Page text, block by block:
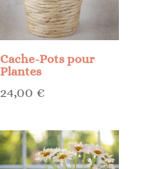
Cache-Pots pour
Plantes
24,00 €